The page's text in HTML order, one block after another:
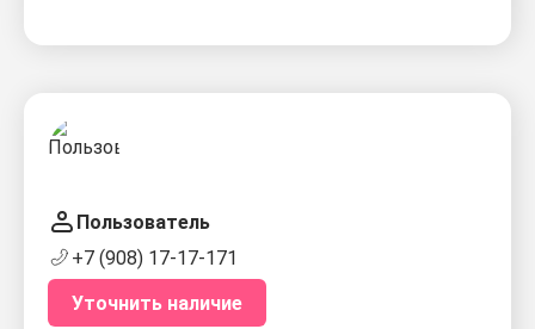
Пользователь
+7 (908) 17-17-171
Уточнить наличие